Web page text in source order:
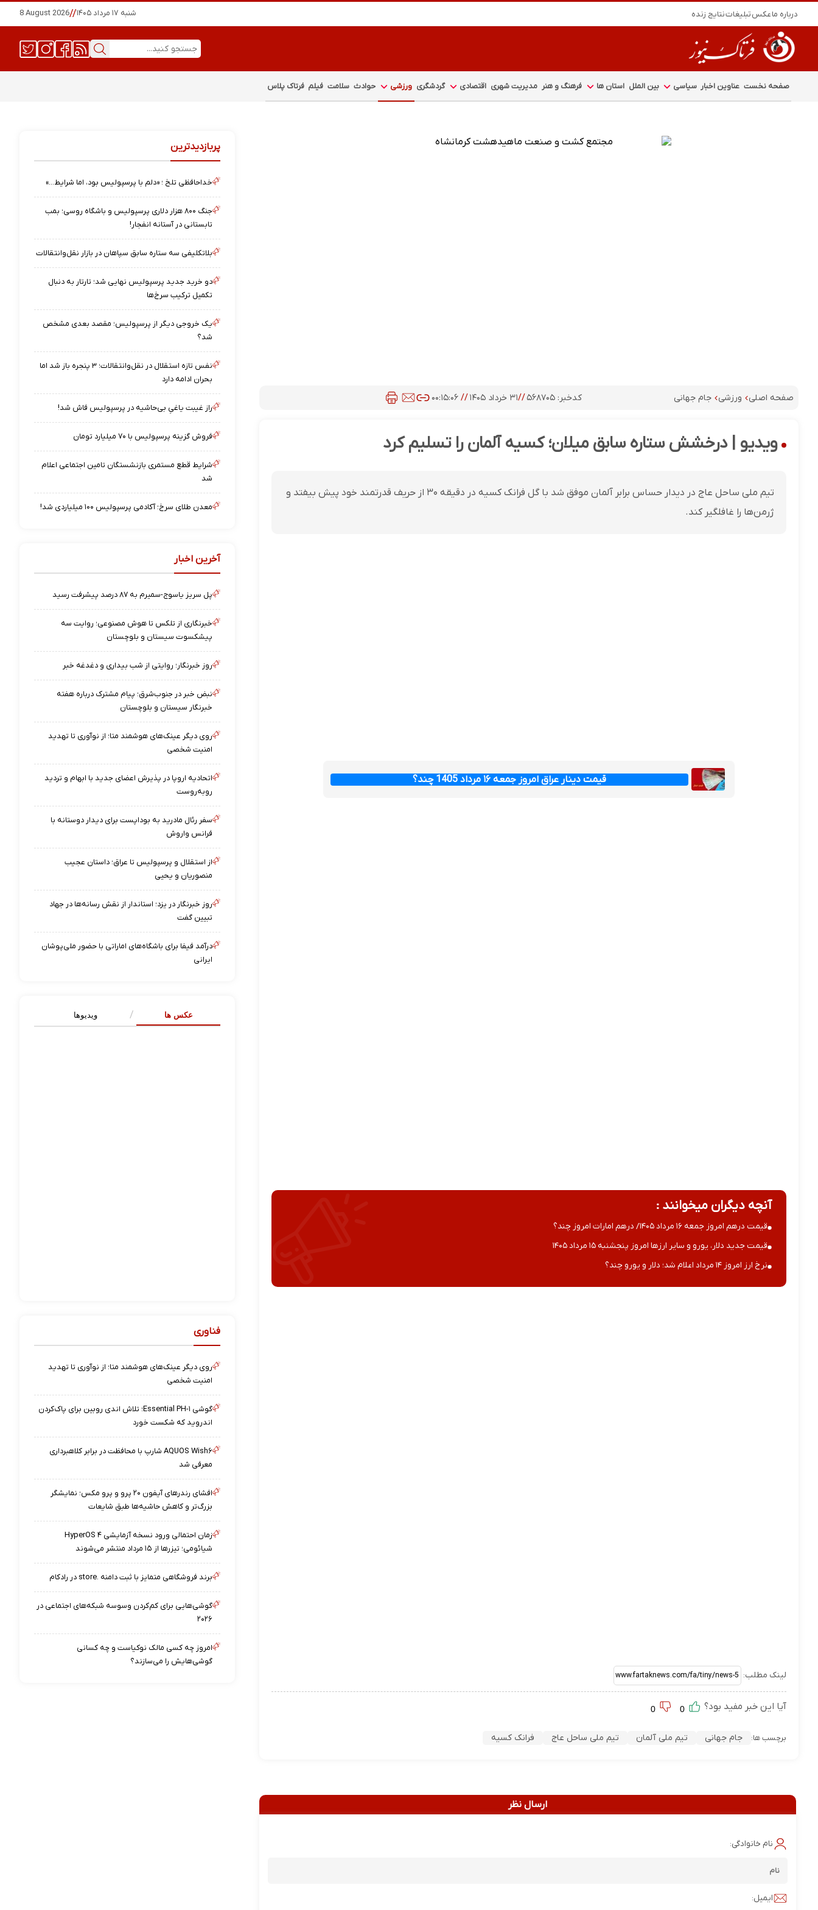
درباره ماعکستبلیغاتنتایج زنده شنبه ۱۷ مرداد ۱۴۰۵ //
8 August 2026
صفحه نخست عناوین اخبار سیاسی بین الملل استان ها فرهنگ و هنر مدیریت شهری اقتصادی گردشگری ورزشی حوادث سلامت فیلم فرتاک پلاس
صفحه اصلی ورزشی جام جهانی کدخبر: ۵۶۸۷۰۵ //۳۱ خرداد ۱۴۰۵ // ۰۰:۱۵:۰۶
ویدیو | درخشش ستاره سابق میلان؛ کسیه آلمان را تسلیم کرد
تیم ملی ساحل عاج در دیدار حساس برابر آلمان موفق شد با گل فرانک کسیه در دقیقه ۳۰ از حریف قدرتمند خود پیش بیفتد و
ژرمن‌ها را غافلگیر کند.
قیمت دینار عراق امروز جمعه ۱۶ مرداد 1405 چند؟
آنچه دیگران میخوانند :
قیمت درهم امروز جمعه ۱۶ مرداد ۱۴۰۵/ درهم امارات امروز چند؟
قیمت جدید دلار، یورو و سایر ارزها امروز پنجشنبه ۱۵ مرداد ۱۴۰۵
نرخ ارز امروز ۱۴ مرداد اعلام شد؛ دلار و یورو چند؟
لینک مطلب:
آیا این خبر مفید بود؟
برچسب ها: جام جهانی تیم ملی آلمان تیم ملی ساحل عاج فرانک کسیه
ارسال نظر
نام خانوادگی:
ایمیل:
پربازدیدترین
خداحافظی تلخ ؛ «دلم با پرسپولیس بود، اما شرایط…»
جنگ ۸۰۰ هزار دلاری پرسپولیس و باشگاه روسی؛ بمب
تابستانی در آستانه انفجار!
بلاتکلیفی سه ستاره سابق سپاهان در بازار نقل‌وانتقالات
دو خرید جدید پرسپولیس نهایی شد؛ تارتار به دنبال
تکمیل ترکیب سرخ‌ها
یک خروجی دیگر از پرسپولیس؛ مقصد بعدی مشخص
شد؟
نفس تازه استقلال در نقل‌وانتقالات؛ ۳ پنجره باز شد اما
بحران ادامه دارد
راز غیبت یاغیِ بی‌حاشیه در پرسپولیس فاش شد!
فروش گزینه پرسپولیس با ۷۰ میلیارد تومان
شرایط قطع مستمری بازنشستگان تامین اجتماعی اعلام
شد
معدن طلای سرخ؛ آکادمی پرسپولیس ۱۰۰ میلیاردی شد!
آخرین اخبار
پل سریز یاسوج-سمیرم به ۸۷ درصد پیشرفت رسید
خبرنگاری از تلکس تا هوش مصنوعی؛ روایت سه
پیشکسوت سیستان و بلوچستان
روز خبرنگار؛ روایتی از شب‌ بیداری و دغدغه خبر
نبض خبر در جنوب‌شرق؛ پیام مشترک درباره هفته
خبرنگار سیستان‌ و بلوچستان
روی دیگر عینک‌های هوشمند متا؛ از نوآوری تا تهدید
امنیت شخصی
اتحادیه اروپا در پذیرش اعضای جدید با ابهام و تردید
روبه‌روست
سفر رئال مادرید به بوداپست برای دیدار دوستانه با
فرانس واروش
از استقلال و پرسپولیس تا عراق؛ داستان عجیب
منصوریان و یحیی
روز خبرنگار در یزد؛ استاندار از نقش رسانه‌ها در جهاد
تبیین گفت
درآمد فیفا برای باشگاه‌های اماراتی با حضور ملی‌پوشان
ایرانی
عکس ها ویدیوها
فناوری
روی دیگر عینک‌های هوشمند متا؛ از نوآوری تا تهدید
امنیت شخصی
گوشی Essential PH-۱؛ تلاش اندی روبین برای پاک‌کردن
اندروید که شکست خورد
AQUOS Wish۶ شارپ با محافظت در برابر کلاهبرداری
معرفی شد
افشای رندرهای آیفون ۲۰ پرو و پرو مکس؛ نمایشگر
بزرگ‌تر و کاهش حاشیه‌ها طبق شایعات
زمان احتمالی ورود نسخه آزمایشی HyperOS ۴
شیائومی؛ تیزرها از ۱۵ مرداد منتشر می‌شوند
برند فروشگاهی متمایز با ثبت دامنه .store در رادکام
گوشی‌هایی برای کم‌کردن وسوسه شبکه‌های اجتماعی در
۲۰۲۶
امروز چه کسی مالک نوکیاست و چه کسانی
گوشی‌هایش را می‌سازند؟